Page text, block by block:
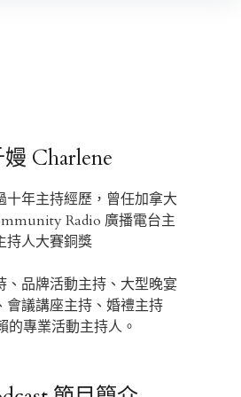
Charlene
年主持經歷，曾任加拿大
Radio 廣播電台主
持人大賽銅獎
品牌活動主持、大型晚宴
會議講座主持、婚禮主持
專業活動主持人。